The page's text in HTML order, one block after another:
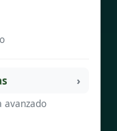
avanzado